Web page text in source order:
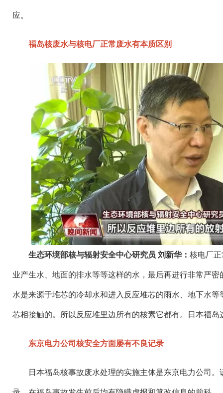
应。
福岛核废水与核电厂正常废水有本质区别
生态环境部核与辐射安全中心研究员 刘新华： 核电厂
业产生水、地面的排水等等这样的水，最后再进行非常严
水是来源于堆芯的冷却水和进入反应堆芯的雨水、地下水
芯相接触的。所以反应堆里边所有的核素它都有。日本福
东京电力公司核安全方面屡有不良记录
日本福岛核事故废水处理的实施主体是东京电力公司